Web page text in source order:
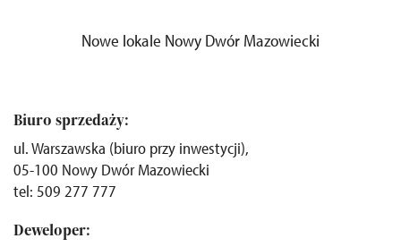
Nowe lokale Nowy Dwór Mazowiecki
Biuro sprzedaży:
ul. Warszawska (biuro przy inwestycji),
05-100 Nowy Dwór Mazowiecki
tel: 509 277 777
Deweloper: